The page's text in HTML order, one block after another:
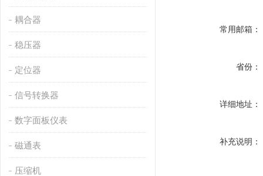
耦合器
稳压器
定位器
信号转换器
数字面板仪表
磁通表
压缩机
常用邮箱：
省份：
详细地址：
补充说明：